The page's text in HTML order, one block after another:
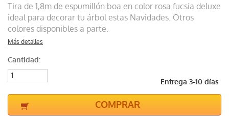
Tira de 1,8m de espumillón boa en color rosa fucsia deluxe
ideal para decorar tu árbol estas Navidades. Otros
colores disponibles a parte.
Más detalles
Cantidad:
Entrega 3-10 días
COMPRAR